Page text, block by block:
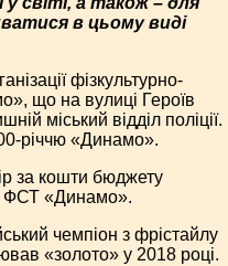
в цьому виді
фізкультурно-
що на вулиці Героїв
міський відділ поліції.
річчю «Динамо».
за кошти бюджету
ФСТ «Динамо».
чемпіон з фрістайлу
«золото» у 2018 році.